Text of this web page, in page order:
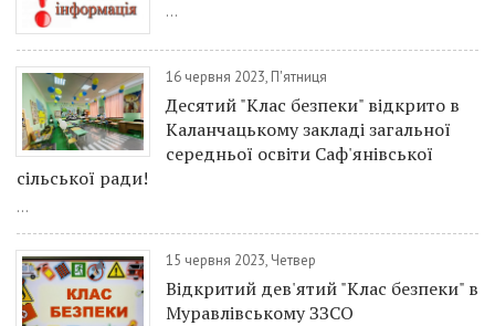
...
16 червня 2023, П'ятниця
Десятий "Клас безпеки" відкрито в
Каланчацькому закладі загальної
середньої освіти Саф'янівської
сільської ради!
...
15 червня 2023, Четвер
Відкритий дев'ятий "Клас безпеки" в
Муравлівському ЗЗСО